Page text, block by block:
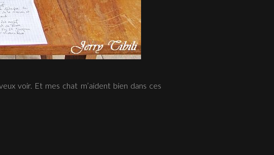
voir. Et mes chat m’aident bien dans ces